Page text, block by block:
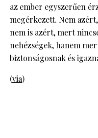
az ember egyszerűen
megérkezett. Nem
nem is azért, mert
nehézségek, hanem
biztonságosnak és
(via)